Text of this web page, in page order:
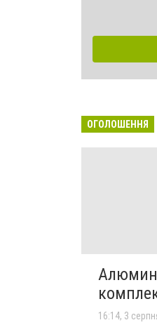
ОГОЛОШЕННЯ
16:14, 3